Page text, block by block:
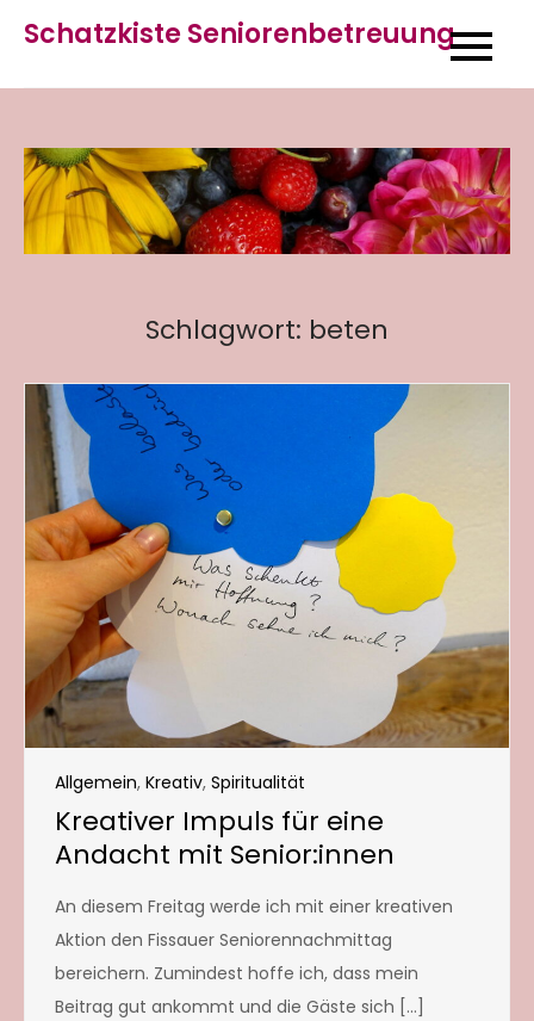
content
Schatzkiste Seniorenbetreuung
Schlagwort: beten
Allgemein, Kreativ, Spiritualität
Kreativer Impuls für eine
Andacht mit Senior:innen
An diesem Freitag werde ich mit einer kreativen
Aktion den Fissauer Seniorennachmittag
bereichern. Zumindest hoffe ich, dass mein
Beitrag gut ankommt und die Gäste sich […]